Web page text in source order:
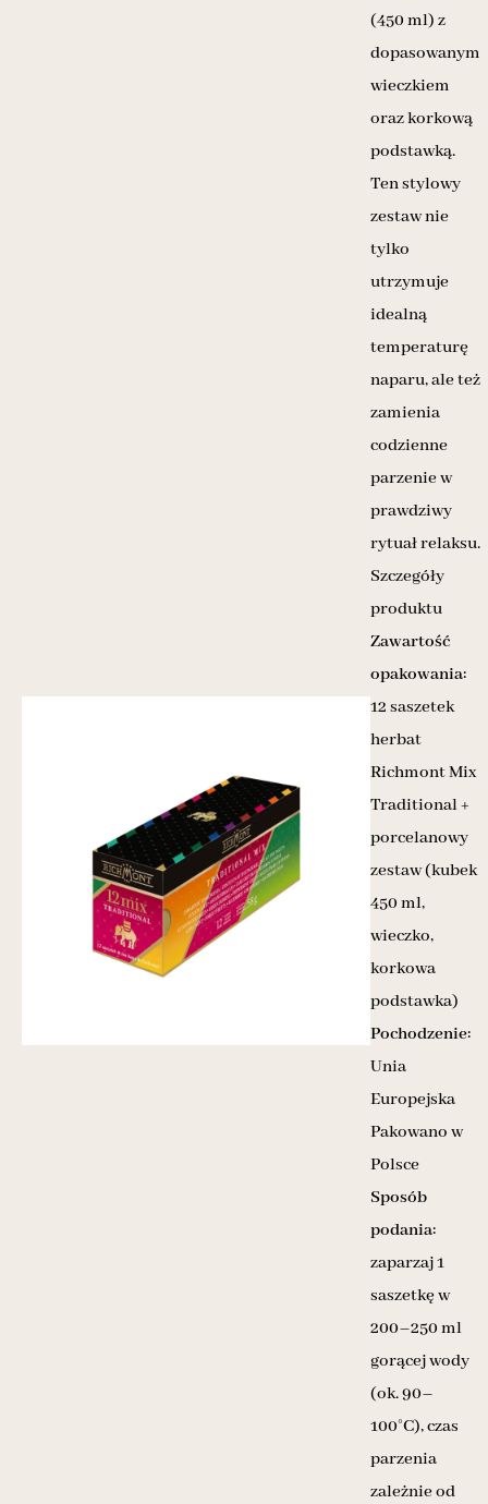
(450 ml) z
dopasowanym
wieczkiem
oraz korkową
podstawką.
Ten stylowy
zestaw nie
tylko
utrzymuje
idealną
temperaturę
naparu, ale też
zamienia
codzienne
parzenie w
prawdziwy
rytuał relaksu.
Szczegóły
produktu
Zawartość
opakowania:
12 saszetek
herbat
Richmont Mix
Traditional +
porcelanowy
zestaw (kubek
450 ml,
wieczko,
korkowa
podstawka)
Pochodzenie:
Unia
Europejska
Pakowano w
Polsce
Sposób
podania:
zaparzaj 1
saszetkę w
200–250 ml
gorącej wody
(ok. 90–
100°C), czas
parzenia
zależnie od